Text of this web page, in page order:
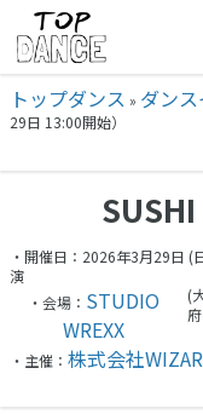
トップダンス » ダン
29日 13:00開始）
・開催日：2026年3月29日 (
演
・会場： STUDIO
WREXX
(
府
・主催： 株式会社